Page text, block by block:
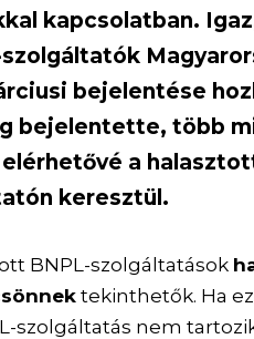
kapcsolatban.
bejelentése
bejelentette, több
a
keresztül.
BNPL-szolgáltatások
tekinthetők. Ha
szolgáltatás nem